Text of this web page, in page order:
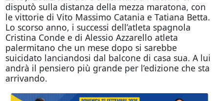
disputò sulla distanza della mezza maratona, con
le vittorie di Vito Massimo Catania e Tatiana Betta.
Lo scorso anno, i successi dell’atleta spagnola
Cristina Conde e di Alessio Azzarello atleta
palermitano che un mese dopo si sarebbe
suicidato lanciandosi dal balcone di casa sua. A lui
andrà il pensiero più grande per l’edizione che sta
arrivando.